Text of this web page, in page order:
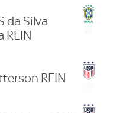
da Silva
REIN
REIN